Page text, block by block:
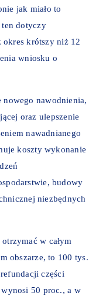
jak miało to
dotyczy
okres krótszy niż 12
wniosku o
nawodnienia,
oraz ulepszenie
nawadnianego
koszty wykonanie
budowy
niezbędnych
w całym
obszarze, to 100 tys.
części
50 proc., a w